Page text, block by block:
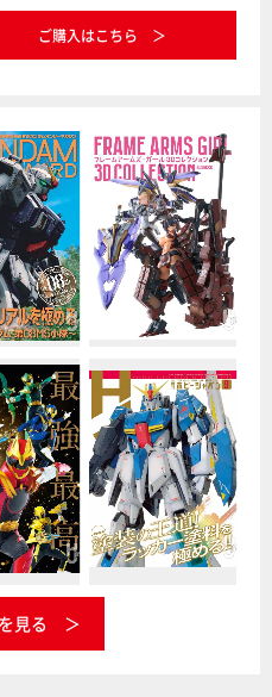
ご購入はこちら
見る